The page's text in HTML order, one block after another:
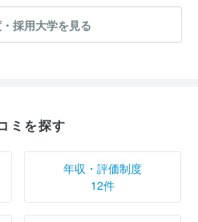
採用大学を見る
ミを探す
年収・評価制度
12件